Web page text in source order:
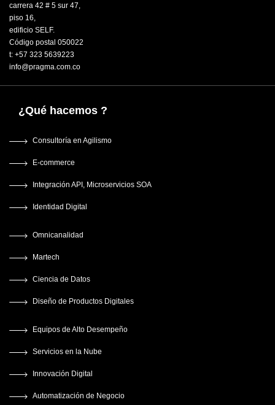
carrera 42 # 5 sur 47,
piso 16,
edificio SELF.
Código postal 050022
t: +57 323 5639223
info@pragma.com.co
¿Qué hacemos ?
Consultoría en Agilismo
E-commerce
Integración API, Microservicios SOA
Identidad Digital
Omnicanalidad
Martech
Ciencia de Datos
Diseño de Productos Digitales
Equipos de Alto Desempeño
Servicios en la Nube
Innovación Digital
Automatización de Negocio